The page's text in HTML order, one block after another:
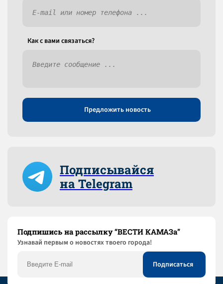
Как c вами связаться?
Предложить новость
Подписывайся
на Telegram
Подпишись на рассылку “ВЕСТИ КАМАЗа”
Узнaвай первым о новостях твоего города!